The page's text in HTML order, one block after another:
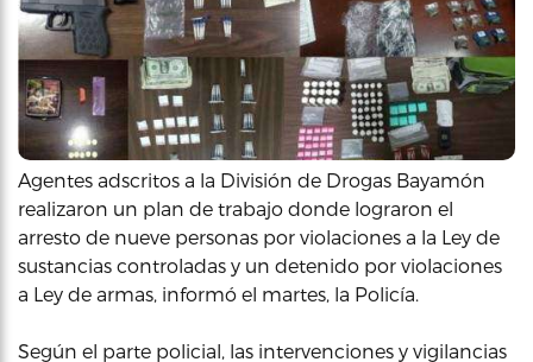
Agentes adscritos a la División de Drogas Bayamón
realizaron un plan de trabajo donde lograron el
arresto de nueve personas por violaciones a la Ley de
sustancias controladas y un detenido por violaciones
a Ley de armas, informó el martes, la Policía.
Según el parte policial, las intervenciones y vigilancias